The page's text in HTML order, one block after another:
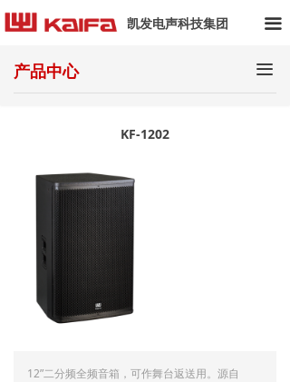
凯发电声科技集团 끀
首页
关于我们
解决方案
技术资料
新闻动态
12”二分频全频音箱，可作舞台返送用。源自
产品中心 끀
KF-1202